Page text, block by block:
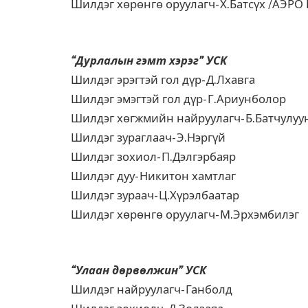
Шилдэг хөрөнгө оруулагч- Х.Батсүх /
“Дурлалын гэмт хэрэг” УСК
Шилдэг эрэгтэй гол дүр- Д.Лхавга
Шилдэг эмэгтэй гол дүр- Г.Ариунболор
Шилдэг хөгжмийн найруулагч-
Шилдэг зураглаач- Э.Нэргүй
Шилдэг зохиол- П.Дэлгэрбаяр
Шилдэг дуу- Никитон хамтлаг
Шилдэг зураач- Ц.Хүрэлбаатар
Шилдэг хөрөнгө оруулагч- М.Эрхэмбилэг
“Улаан дөрвөлжин” УСК
Шилдэг найруулагч- Ганболд